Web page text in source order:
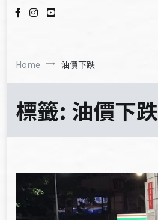
Home 油價下跌
標籤: 油價下跌